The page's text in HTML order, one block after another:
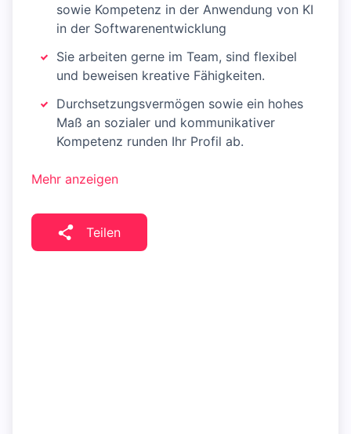
sowie Kompetenz in der Anwendung von KI
in der Softwarenentwicklung
Sie arbeiten gerne im Team, sind flexibel
und beweisen kreative Fähigkeiten.
Durchsetzungsvermögen sowie ein hohes
Maß an sozialer und kommunikativer
Kompetenz runden Ihr Profil ab.
Mehr anzeigen
Teilen